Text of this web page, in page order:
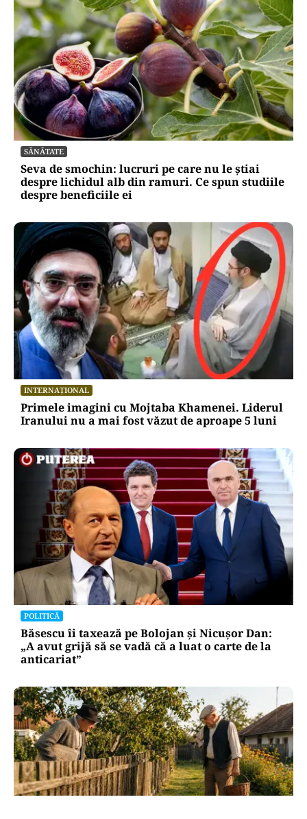
SĂNĂTATE
Seva de smochin: lucruri pe care nu le știai
despre lichidul alb din ramuri. Ce spun studiile
despre beneficiile ei
INTERNAȚIONAL
Primele imagini cu Mojtaba Khamenei. Liderul
Iranului nu a mai fost văzut de aproape 5 luni
POLITICĂ
Băsescu îi taxează pe Bolojan și Nicușor Dan:
„A avut grijă să se vadă că a luat o carte de la
anticariat”